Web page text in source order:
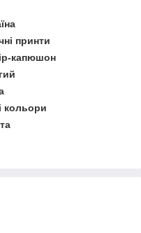
принти
капюшон
кольори